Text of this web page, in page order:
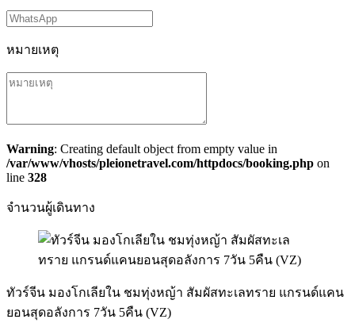
หมายเหตุ
Warning: Creating default object from empty value in
/var/www/vhosts/pleionetravel.com/httpdocs/booking.php on
line 328
จำนวนผู้เดินทาง
ทัวร์จีน มองโกเลียใน ชมทุ่งหญ้า สัมผัสทะเลทราย แกรนด์แคน
ยอนสุดอลังการ 7วัน 5คืน (VZ)